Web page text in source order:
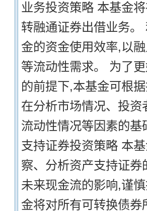
业务投资策略 本基金
转融通证券出借业务
金的资金使用效率,以
等流动性需求。 为了
的前提下,本基金可根
在分析市场情况、投
流动性情况等因素的
支持证券投资策略 本
察、分析资产支持证
未来现金流的影响,谨
金将对所有可转换债